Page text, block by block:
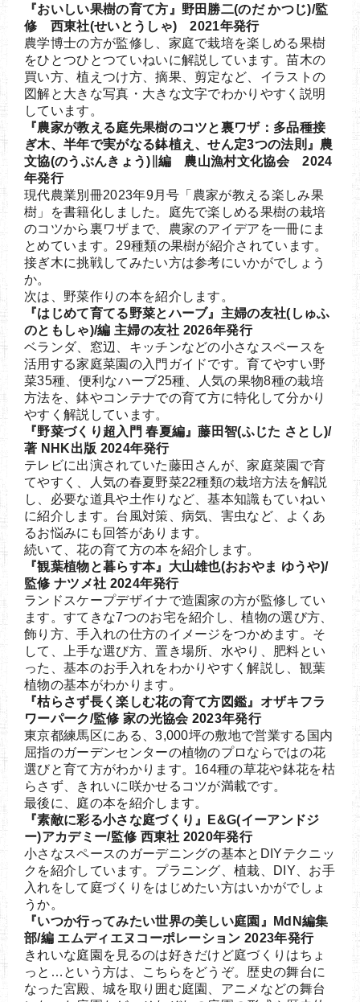
『おいしい果樹の育て方』野田勝二(のだ かつじ)/監
修 西東社(せいとうしゃ) 2021年発行
農学博士の方が監修し、家庭で栽培を楽しめる果樹
をひとつひとつていねいに解説しています。苗木の
買い方、植えつけ方、摘果、剪定など、イラストの
図解と大きな写真・大きな文字でわかりやすく説明
しています。
『農家が教える庭先果樹のコツと裏ワザ：多品種接
ぎ木、半年で実がなる鉢植え、せん定3つの法則』農
文協(のうぶんきょう)∥編 農山漁村文化協会 2024
年発行
現代農業別冊2023年9月号「農家が教える楽しみ果
樹」を書籍化しました。庭先で楽しめる果樹の栽培
のコツから裏ワザまで、農家のアイデアを一冊にま
とめています。29種類の果樹が紹介されています。
接ぎ木に挑戦してみたい方は参考にいかがでしょう
か。
次は、野菜作りの本を紹介します。
『はじめて育てる野菜とハーブ』主婦の友社(しゅふ
のともしゃ)/編 主婦の友社 2026年発行
ベランダ、窓辺、キッチンなどの小さなスペースを
活用する家庭菜園の入門ガイドです。育てやすい野
菜35種、便利なハーブ25種、人気の果物8種の栽培
方法を、鉢やコンテナでの育て方に特化して分かり
やすく解説しています。
『野菜づくり超入門 春夏編』藤田智(ふじた さとし)/
著 NHK出版 2024年発行
テレビに出演されていた藤田さんが、家庭菜園で育
てやすく、人気の春夏野菜22種類の栽培方法を解説
し、必要な道具や土作りなど、基本知識もていねい
に紹介します。台風対策、病気、害虫など、よくあ
るお悩みにも回答があります。
続いて、花の育て方の本を紹介します。
『観葉植物と暮らす本』大山雄也(おおやま ゆうや)/
監修 ナツメ社 2024年発行
ランドスケープデザイナで造園家の方が監修してい
ます。すてきな7つのお宅を紹介し、植物の選び方、
飾り方、手入れの仕方のイメージをつかめます。そ
して、上手な選び方、置き場所、水やり、肥料とい
った、基本のお手入れをわかりやすく解説し、観葉
植物の基本がわかります。
『枯らさず長く楽しむ花の育て方図鑑』オザキフラ
ワーパーク/監修 家の光協会 2023年発行
東京都練馬区にある、3,000坪の敷地で営業する国内
屈指のガーデンセンターの植物のプロならではの花
選びと育て方がわかります。164種の草花や鉢花を枯
らさず、きれいに咲かせるコツが満載です。
最後に、庭の本を紹介します。
『素敵に彩る小さな庭づくり』E&G(イーアンドジ
ー)アカデミー/監修 西東社 2020年発行
小さなスペースのガーデニングの基本とDIYテクニッ
クを紹介しています。プラニング、植栽、DIY、お手
入れをして庭づくりをはじめたい方はいかがでしょ
うか。
『いつか行ってみたい世界の美しい庭園』MdN編集
部/編 エムディエヌコーポレーション 2023年発行
きれいな庭園を見るのは好きだけど庭づくりはちょ
っと…という方は、こちらをどうぞ。歴史の舞台に
なった宮殿、城を取り囲む庭園、アニメなどの舞台